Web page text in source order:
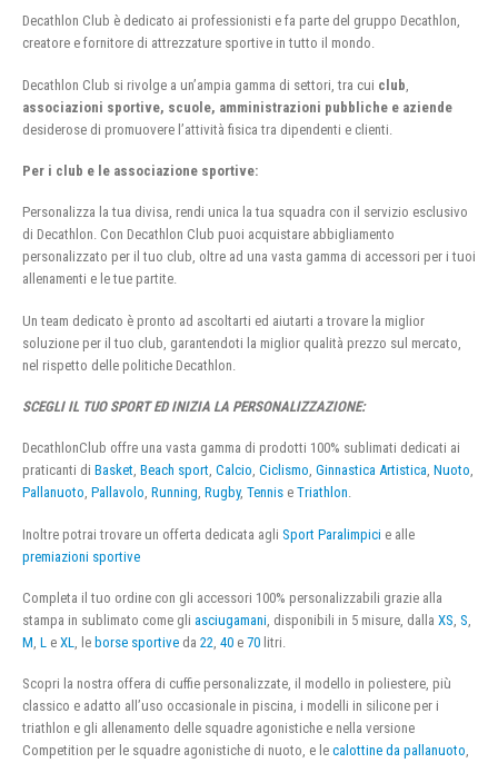
Decathlon Club è dedicato ai professionisti e fa parte del gruppo Decathlon,
creatore e fornitore di attrezzature sportive in tutto il mondo.
Decathlon Club si rivolge a un’ampia gamma di settori, tra cui club
associazioni sportive, scuole, amministrazioni pubbliche e aziende
desiderose di promuovere l’attività fisica tra dipendenti e clienti.
Per i club e le associazione sportive:
Personalizza la tua divisa, rendi unica la tua squadra con il servizio esclusivo
di Decathlon. Con Decathlon Club puoi acquistare abbigliamento
personalizzato per il tuo club, oltre ad una vasta gamma di accessori per i tuoi
allenamenti e le tue partite.
Un team dedicato è pronto ad ascoltarti ed aiutarti a trovare la miglior
soluzione per il tuo club, garantendoti la miglior qualità prezzo sul mercato,
nel rispetto delle politiche Decathlon.
SCEGLI IL TUO SPORT ED INIZIA LA PERSONALIZZAZIONE:
DecathlonClub offre una vasta gamma di prodotti 100% sublimati dedicati ai
praticanti di Basket, Beach sport, Calcio, Ciclismo, Ginnastica Artistica, Nuoto,
Pallanuoto, Pallavolo, Running, Rugby, Tennis e Triathlon.
Inoltre potrai trovare un offerta dedicata agli Sport Paralimpici e alle
premiazioni sportive
Completa il tuo ordine con gli accessori 100% personalizzabili grazie alla
stampa in sublimato come gli asciugamani , disponibili in 5 misure, dalla XS S
M L e XL , le borse sportive da 22 40 e 70 litri.
Scopri la nostra offera di cuffie personalizzate, il modello in poliestere, più
classico e adatto all’uso occasionale in piscina, i modelli in silicone per i
triathlon e gli allenamento delle squadre agonistiche e nella versione
Competition per le squadre agonistiche di nuoto, e le calottine da pallanuoto,